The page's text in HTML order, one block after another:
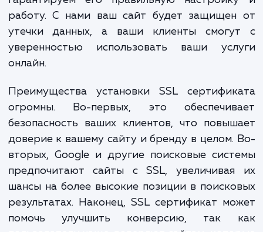
Наша услуга "Установка SSL
сайт" предоставляет вам
безопасность и спокойствие. Мы не
гарантируем его правильную
работу. С нами ваш сайт будет
утечки данных, а ваши клиенты
уверенностью использовать ваши
онлайн.
Преимущества установки SSL
огромны. Во-первых, это
безопасность ваших клиентов, что